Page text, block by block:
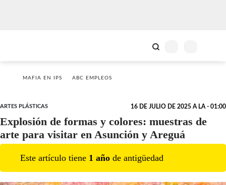
MAFIA EN IPS ABC EMPLEOS
ARTES PLÁSTICAS 16 DE JULIO DE 2025 A LA - 01:00
Explosión de formas y colores: muestras de
arte para visitar en Asunción y Areguá
Este artículo tiene 1 año de antigüedad